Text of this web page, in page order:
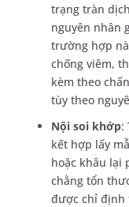
trạng tràn
nguyên nhân
trường hợp
chống viêm,
kèm theo
tùy theo
Nội soi khớp:
kết hợp lấy
hoặc khâu lại
chằng tổn
được chỉ định